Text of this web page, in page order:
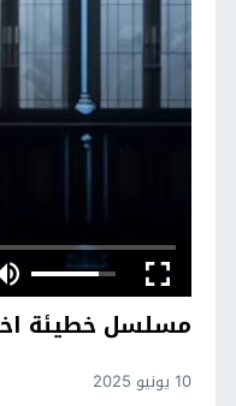
مسلسل خطيئة
10 يونيو 2025